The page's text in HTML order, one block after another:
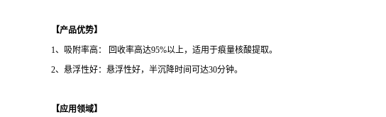
【产品优势】
1、吸附率高： 回收率高达95%以上，适用于痕量核酸提取。
2、悬浮性好：悬浮性好，半沉降时间可达30分钟。
【应用领域】